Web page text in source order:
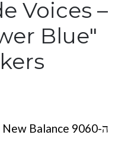
Voices –
Blue"